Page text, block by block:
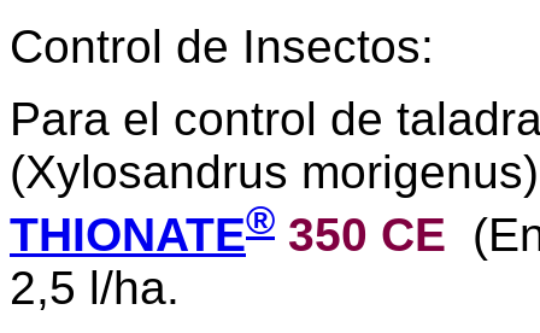
Control de Insectos:
Para el control de
(Xylosandrus
THIONATE® 350 CE
2,5 l/ha.